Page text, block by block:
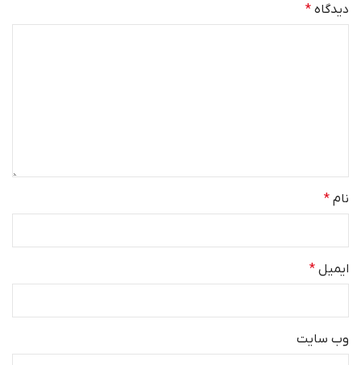
دیدگاه *
نام *
ایمیل *
وب‌ سایت